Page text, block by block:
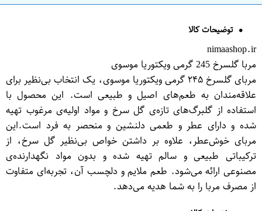
توضیحات کالا
nimaashop.ir
مربا گلسرخ 245 گرمی ویکتوریا موسوی
مربای گلسرخ ۲۴۵ گرمی ویکتوریا موسوی، یک انتخاب بی‌نظیر برای
علاقه‌مندان به طعم‌های اصیل و طبیعی است. این محصول با
استفاده از گلبرگ‌های تازه‌ی گل سرخ و مواد اولیه‌ی مرغوب تهیه
شده و دارای عطر و طعمی دلنشین و منحصر به فرد است.این
مربای خوش‌عطر، علاوه بر داشتن خواص بی‌نظیر گل سرخ، از
ترکیباتی طبیعی و سالم تهیه شده و بدون مواد نگهدارنده‌ی
مصنوعی ارائه می‌شود. طعم ملایم و دلچسب آن، تجربه‌ای متفاوت
از مصرف مربا را به شما هدیه می‌دهد.